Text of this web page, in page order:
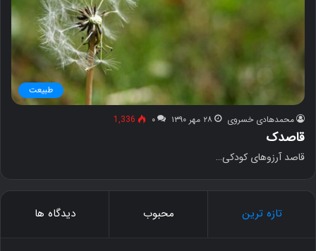
طبیعت
محمدهادی خسروی ۲۸ مهر ۱۳۹۰ ۰ 1,336
قاصدک
قاصد آرزوهای کودکی…
تازه ترین محبوب دیدگاه ها